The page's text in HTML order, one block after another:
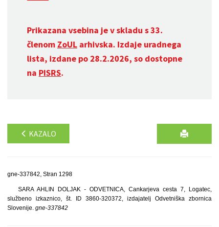
Prikazana vsebina je v skladu s 33.
členom ZoUL arhivska. Izdaje uradnega
lista, izdane po 28.2.2026, so dostopne
na PISRS.
KAZALO
gne-337842, Stran 1298
SARA AHLIN DOLJAK - ODVETNICA, Cankarjeva cesta 7, Logatec,
službeno izkaznico, št. ID 3860-320372, izdajatelj Odvetniška zbornica
Slovenije. gne-337842